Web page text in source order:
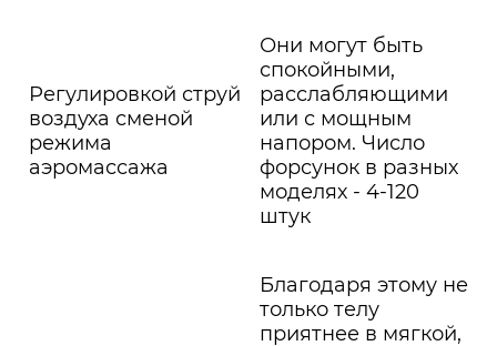
Регулировкой струй
воздуха сменой
режима
аэромассажа
Они могут быть
спокойными,
расслабляющими
или с мощным
напором. Число
форсунок в разных
моделях - 4-120
штук
Благодаря этому не
только телу
приятнее в мягкой,